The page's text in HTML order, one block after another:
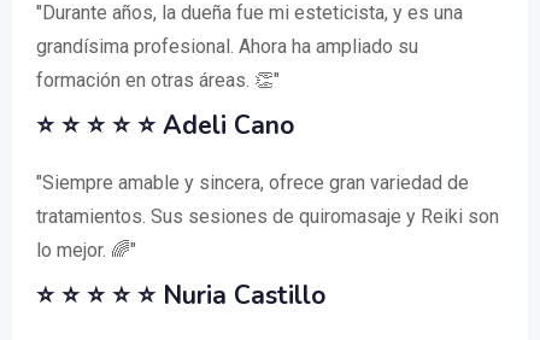
"Durante años, la dueña fue mi esteticista, y es una
grandísima profesional. Ahora ha ampliado su
formación en otras áreas. 👏"
⭐ ⭐ ⭐ ⭐ ⭐ Adeli Cano
"Siempre amable y sincera, ofrece gran variedad de
tratamientos. Sus sesiones de quiromasaje y Reiki son
lo mejor. 🌈"
⭐ ⭐ ⭐ ⭐ ⭐ Nuria Castillo